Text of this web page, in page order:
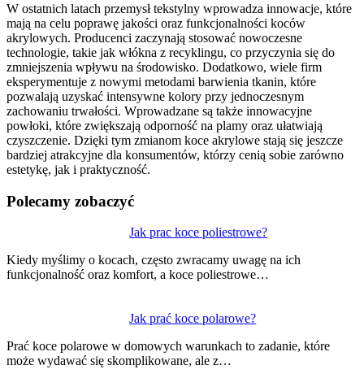
W ostatnich latach przemysł tekstylny wprowadza innowacje, które
mają na celu poprawę jakości oraz funkcjonalności koców
akrylowych. Producenci zaczynają stosować nowoczesne
technologie, takie jak włókna z recyklingu, co przyczynia się do
zmniejszenia wpływu na środowisko. Dodatkowo, wiele firm
eksperymentuje z nowymi metodami barwienia tkanin, które
pozwalają uzyskać intensywne kolory przy jednoczesnym
zachowaniu trwałości. Wprowadzane są także innowacyjne
powłoki, które zwiększają odporność na plamy oraz ułatwiają
czyszczenie. Dzięki tym zmianom koce akrylowe stają się jeszcze
bardziej atrakcyjne dla konsumentów, którzy cenią sobie zarówno
estetykę, jak i praktyczność.
Polecamy zobaczyć
Jak prac koce poliestrowe?
Kiedy myślimy o kocach, często zwracamy uwagę na ich
funkcjonalność oraz komfort, a koce poliestrowe…
Jak prać koce polarowe?
Prać koce polarowe w domowych warunkach to zadanie, które
może wydawać się skomplikowane, ale z…
wpisu